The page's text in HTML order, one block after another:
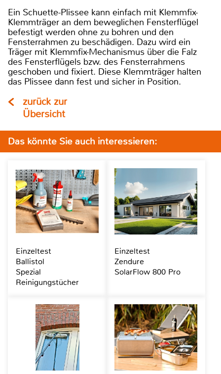
Ein Schuette-Plissee kann einfach mit Klemmfix-
Klemmträger an dem beweglichen Fensterflügel
befestigt werden ohne zu bohren und den
Fensterrahmen zu beschädigen. Dazu wird ein
Träger mit Klemmfix-Mechanismus über die Falz
des Fensterflügels bzw. des Fensterrahmens
geschoben und fixiert. Diese Klemmträger halten
das Plissee dann fest und sicher in Position.
zurück zur
Übersicht
Das könnte Sie auch interessieren:
Einzeltest
Ballistol
Spezial
Reinigungstücher
Einzeltest
Zendure
SolarFlow 800 Pro